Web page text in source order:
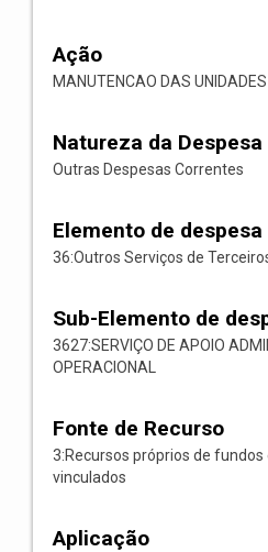
Ação
MANUTENCAO DAS
Natureza da Despesa
Outras Despesas Correntes
Elemento de despesa
36:Outros Serviços de
Sub-Elemento de
3627:SERVIÇO DE APOIO
OPERACIONAL
Fonte de Recurso
3:Recursos próprios de
vinculados
Aplicação